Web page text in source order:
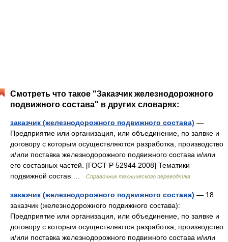
Смотреть что такое "Заказчик железнодорожного
подвижного состава" в других словарях:
заказчик (железнодорожного подвижного состава) —
Предприятие или организация, или объединение, по заявке и
договору с которым осуществляются разработка, производство
и/или поставка железнодорожного подвижного состава и/или
его составных частей. [ГОСТ Р 52944 2008] Тематики
подвижной состав …
Справочник технического переводчика
заказчик (железнодорожного подвижного состава) — 18
заказчик (железнодорожного подвижного состава):
Предприятие или организация, или объединение, по заявке и
договору с которым осуществляются разработка, производство
и/или поставка железнодорожного подвижного состава и/или